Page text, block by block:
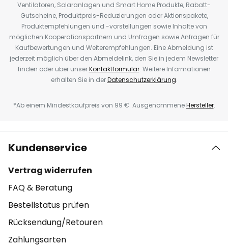
Ventilatoren, Solaranlagen und Smart Home Produkte, Rabatt-
Gutscheine, Produktpreis-Reduzierungen oder Aktionspakete,
Produktempfehlungen und -vorstellungen sowie Inhalte von
möglichen Kooperationspartnern und Umfragen sowie Anfragen für
Kaufbewertungen und Weiterempfehlungen. Eine Abmeldung ist
jederzeit möglich über den Abmeldelink, den Sie in jedem Newsletter
finden oder über unserKontaktformular. Weitere Informationen
erhalten Sie in derDatenschutzerklärung.
*Ab einem Mindestkaufpreis von 99 €. AusgenommeneHersteller.
Kundenservice
Vertrag widerrufen
FAQ & Beratung
Bestellstatus prüfen
Rücksendung/Retouren
Zahlungsarten